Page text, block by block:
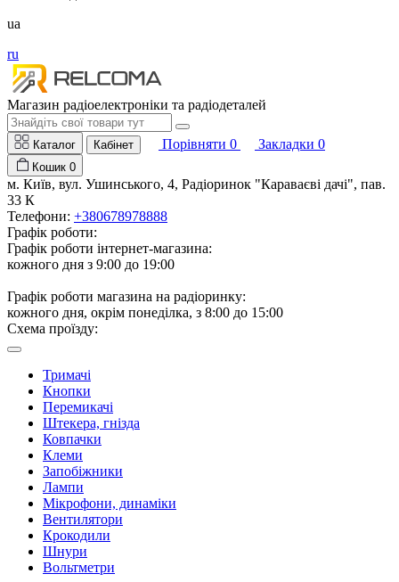
ua
ru
Магазин радіоелектроніки та радіодеталей
Каталог Кабінет Порівняти 0 Закладки 0
Кошик 0
м. Київ, вул. Ушинського, 4, Радіоринок "Караваєві дачі", пав.
33 К
Телефони: +380678978888
Графік роботи:
Графік роботи інтернет-магазина:
кожного дня з 9:00 до 19:00
Графік роботи магазина на радіоринку:
кожного дня, окрім понеділка, з 8:00 до 15:00
Схема проїзду:
Тримачі
Кнопки
Перемикачі
Штекера, гнізда
Ковпачки
Клеми
Запобіжники
Лампи
Мікрофони, динаміки
Вентилятори
Крокодили
Шнури
Вольтметри